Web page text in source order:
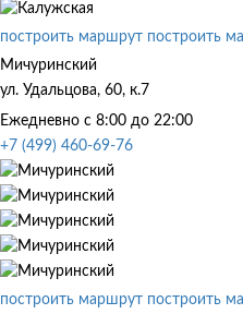
построить маршрут построить
Мичуринский
ул. Удальцова, 60, к.7
Ежедневно с 8:00 до 22:00
+7 (499) 460-69-76
построить маршрут построить